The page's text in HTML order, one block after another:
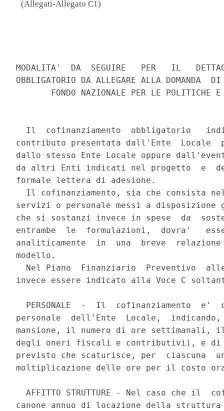
(Allegati-Allegato C1)
MODALITA'  DA  SEGUIRE   PER   IL
OBBLIGATORIO DA ALLEGARE ALLA DOMANDA
FONDO NAZIONALE PER LE POLITICHE
Il  cofinanziamento  obbligatorio
contributo presentata dall'Ente  Locale
dallo stesso Ente Locale oppure
da altri Enti indicati nel progetto  e
formale lettera di adesione.
Il cofinanziamento, sia che consista
servizi o personale messi a disposizione
che si sostanzi invece in spese  da
entrambe  le  formulazioni,  dovra'
analiticamente  in  una  breve
modello.
Nel Piano  Finanziario  Preventivo
invece essere indicato alla Voce C
PERSONALE  -  Il  cofinanziamento  e'
personale  dell'Ente  Locale,
mansione, il numero di ore settimanali,
degli oneri fiscali e contributivi), e di
previsto che scaturisce, per  ciascuna
moltiplicazione delle ore per il costo
AFFITTO STRUTTURE - Nel caso che il
canone annuo di locazione della